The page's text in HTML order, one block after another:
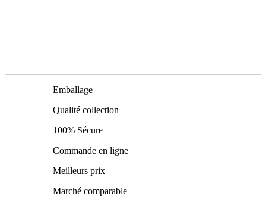
Emballage
Qualité collection
100% Sécure
Commande en ligne
Meilleurs prix
Marché comparable